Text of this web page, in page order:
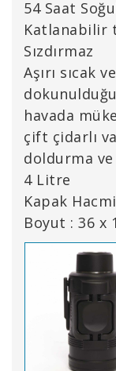
54 Saat
Katlanabilir
Sızdırmaz
Aşırı sıcak
havada
çift çidarlı
doldurma
4 Litre
Kapak
Boyut : 36 x